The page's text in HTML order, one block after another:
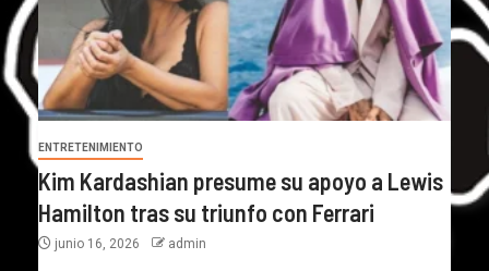
ENTRETENIMIENTO
Kim Kardashian presume su apoyo a Lewis
Hamilton tras su triunfo con Ferrari
junio 16, 2026 admin